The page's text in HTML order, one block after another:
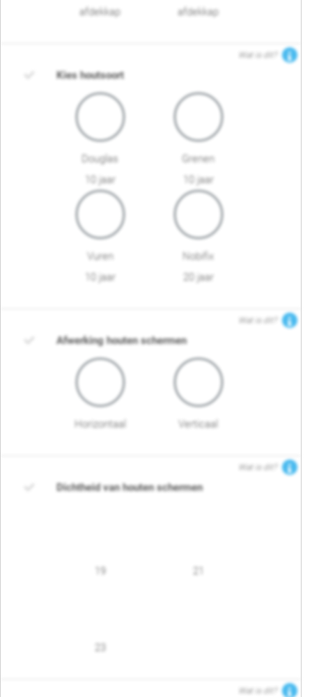
afdekkap
afdekkap
Wat is dit?
Kies houtsoort
Douglas
10 jaar
Grenen
10 jaar
Vuren
10 jaar
Nobifix
20 jaar
Wat is dit?
Afwerking houten schermen
Horizontaal Verticaal
Wat is dit?
Dichtheid van houten schermen
19
Wat is dit?